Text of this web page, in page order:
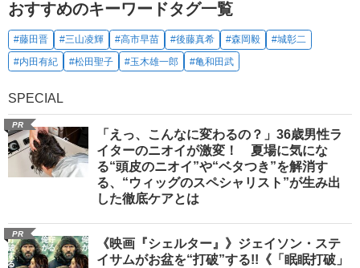
おすすめのキーワードタグ一覧
#藤田晋 #三山凌輝 #高市早苗 #後藤真希 #森岡毅
#城彰二
#内田有紀
#松田聖子 #玉木雄一郎 #亀和田武
SPECIAL
PR
「えっ、こんなに変わるの？」36歳男性ラ
イターのニオイが激変！ 夏場に気にな
る“頭皮のニオイ”や“ベタつき”を解消す
る、“ウィッグのスペシャリスト”が生み出
した徹底ケアとは
PR
《映画『シェルター』》ジェイソン・ステ
イサムがお盆を“打破”する!!《「眠眠打破」